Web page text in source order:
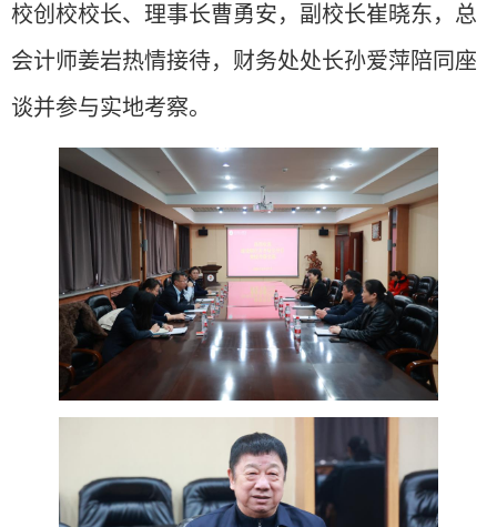
校创校校长、理事长曹勇安，副校长崔晓东，总
会计师姜岩热情接待，财务处处长孙爱萍陪同座
谈并参与实地考察。